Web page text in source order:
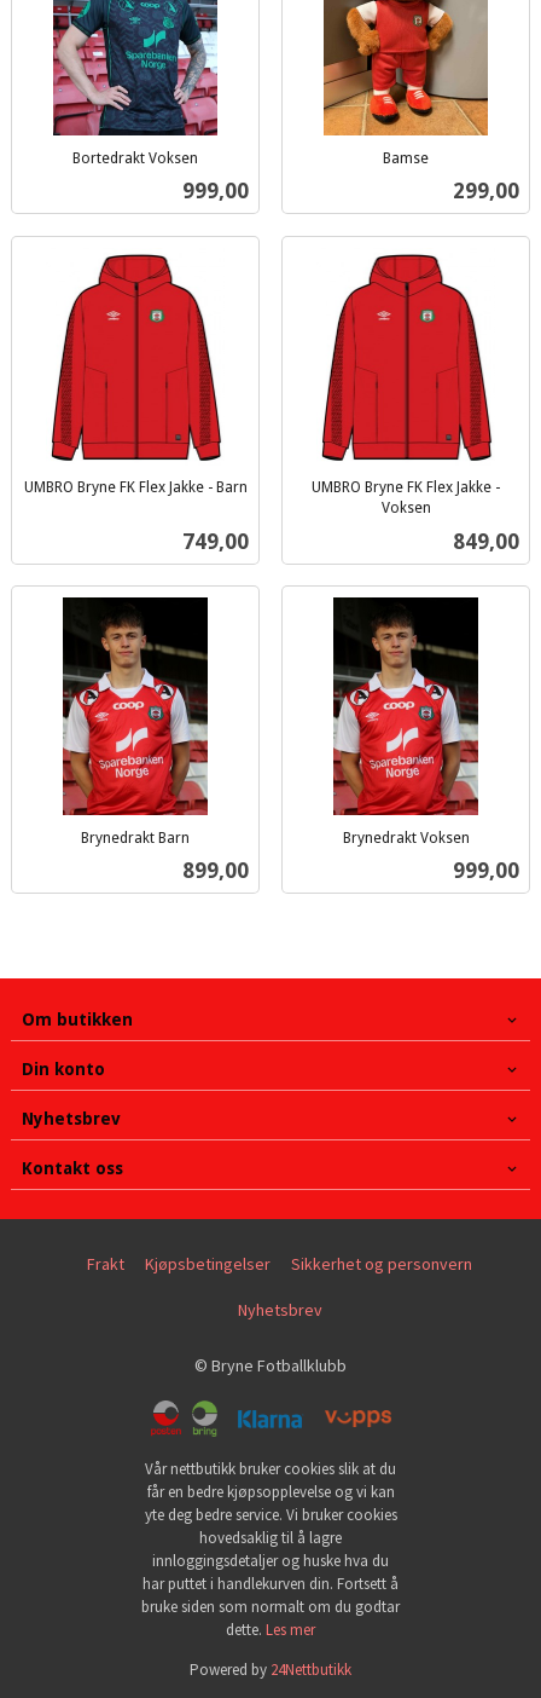
Bortedrakt Voksen
Pris
999,00
Bamse
Pris
299,00
UMBRO Bryne FK Flex Jakke - Barn
Pris
749,00
UMBRO Bryne FK Flex Jakke -
Voksen
Pris
849,00
Brynedrakt Barn
Pris
899,00
Brynedrakt Voksen
Pris
999,00
Om butikken
Din konto
Nyhetsbrev
Kontakt oss
Frakt Kjøpsbetingelser Sikkerhet og personvern
Nyhetsbrev
© Bryne Fotballklubb
Vår nettbutikk bruker cookies slik at du
får en bedre kjøpsopplevelse og vi kan
yte deg bedre service. Vi bruker cookies
hovedsaklig til å lagre
innloggingsdetaljer og huske hva du
har puttet i handlekurven din. Fortsett å
bruke siden som normalt om du godtar
dette. Les mer
Powered by 24Nettbutikk